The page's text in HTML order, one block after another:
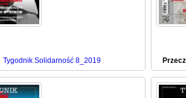
Tygodnik Solidarność 8_2019